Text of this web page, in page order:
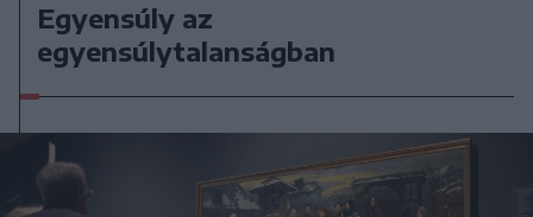
Egyensúly az
egyensúlytalanságban